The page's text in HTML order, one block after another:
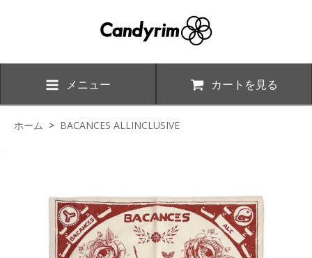
メニュー カートを見る
ホーム > BACANCES ALLINCLUSIVE